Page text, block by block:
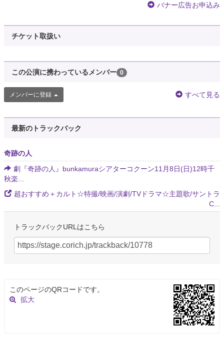
バナー広告お申込み
チケット取扱い
この公演に携わっているメンバー 0
メンバーに登録 すべて見る
最新のトラックバック
奇跡の人
劇『奇跡の人』bunkamuraシアターコクーン11月8日(日)12時千
秋楽...
超おすすめ＋カルト☆特撮/映画/演劇/TVドラマ☆主題歌/サントラ
C...
トラックバックURLはこちら
このページのQRコードです。
拡大